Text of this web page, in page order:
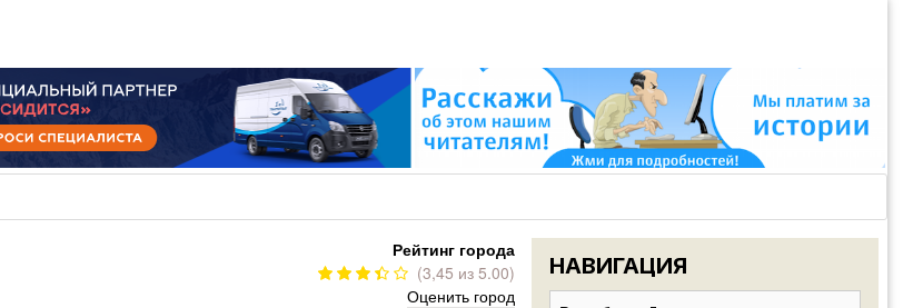
ПОИСК РАБОТЫ
РАЗМЕСТИТЬ ВАКАНСИЮ
Войти
Рейтинг города
(3,45 из 5.00)
Оценить город
НАВИГАЦИЯ